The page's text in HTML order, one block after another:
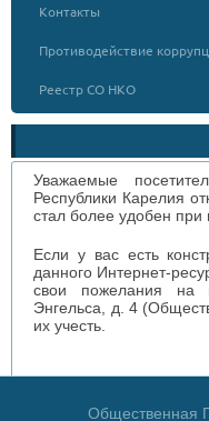
Контакты
Противодействие
Реестр СО НКО
Уважаемые
Республики Карелия
стал более удобен при
Если у вас есть
данного Интернет-
свои пожелания на
Энгельса, д. 4
их учесть.
Общественная